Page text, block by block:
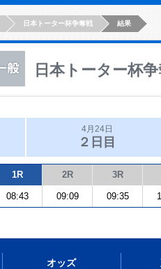
日本トーター杯争奪戦 結果
日本トーター杯
4月24日
２日目
1R 2R 3R
08:43 09:09 09:35
オッズ